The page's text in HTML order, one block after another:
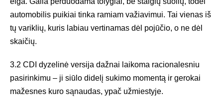
automobilis puikiai tinka ramiam važiavimui. Tai vienas iš
tų variklių, kuris labiau vertinamas dėl pojūčio, o ne dėl
skaičių.
3.2 CDI dyzelinė versija dažnai laikoma racionalesniu
pasirinkimu – ji siūlo didelį sukimo momentą ir gerokai
mažesnes kuro sąnaudas, ypač užmiestyje.